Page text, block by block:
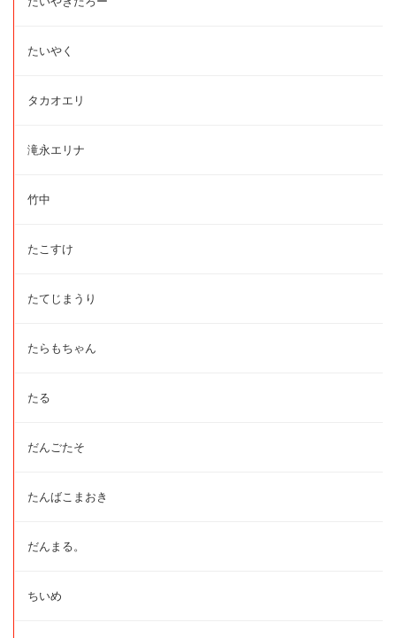
たいやく
タカオエリ
滝永エリナ
竹中
たこすけ
たてじまうり
たらもちゃん
たる
だんごたそ
たんばこまおき
だんまる。
ちいめ